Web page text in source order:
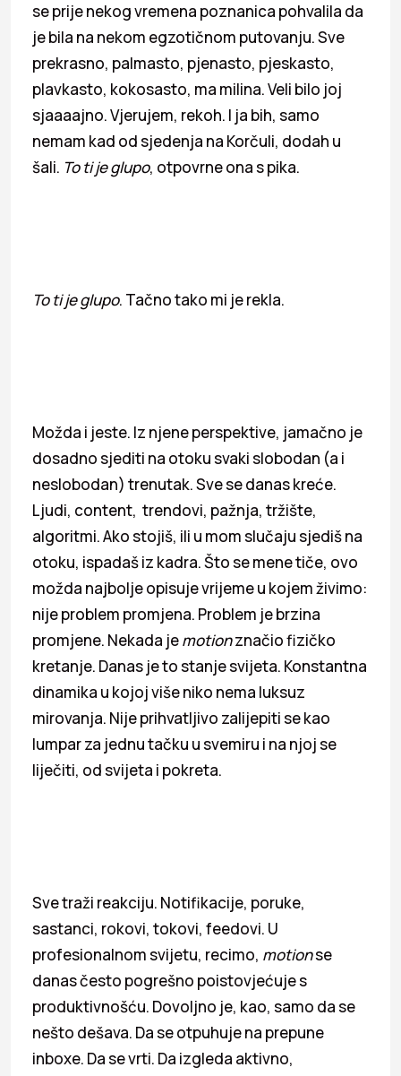
se prije nekog vremena poznanica pohvalila da
je bila na nekom egzotičnom putovanju. Sve
prekrasno, palmasto, pjenasto, pjeskasto,
plavkasto, kokosasto, ma milina. Veli bilo joj
sjaaaajno. Vjerujem, rekoh. I ja bih, samo
nemam kad od sjedenja na Korčuli, dodah u
šali. To ti je glupo, otpovrne ona s pika.
To ti je glupo. Tačno tako mi je rekla.
Možda i jeste. Iz njene perspektive, jamačno je
dosadno sjediti na otoku svaki slobodan (a i
neslobodan) trenutak. Sve se danas kreće.
Ljudi, content, trendovi, pažnja, tržište,
algoritmi. Ako stojiš, ili u mom slučaju sjediš na
otoku, ispadaš iz kadra. Što se mene tiče, ovo
možda najbolje opisuje vrijeme u kojem živimo:
nije problem promjena. Problem je brzina
promjene. Nekada jemotionznačio fizičko
kretanje. Danas je to stanje svijeta. Konstantna
dinamika u kojoj više niko nema luksuz
mirovanja. Nije prihvatljivo zalijepiti se kao
lumpar za jednu tačku u svemiru i na njoj se
liječiti, od svijeta i pokreta.
Sve traži reakciju. Notifikacije, poruke,
sastanci, rokovi, tokovi, feedovi. U
profesionalnom svijetu, recimo, motionse
danas često pogrešno poistovjećuje s
produktivnošću. Dovoljno je, kao, samo da se
nešto dešava. Da se otpuhuje na prepune
inboxe. Da se vrti. Da izgleda aktivno,